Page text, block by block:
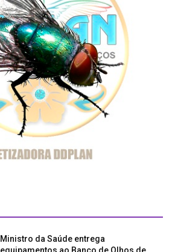
Ministro da Saúde entrega